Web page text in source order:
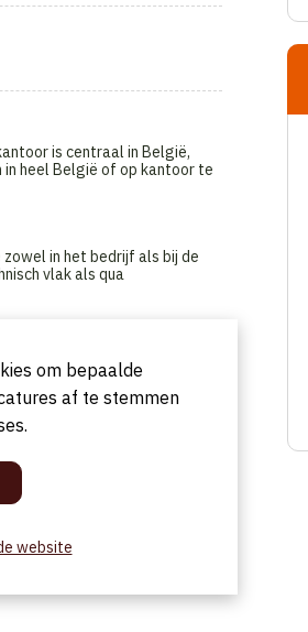
is centraal in België,
in heel België of op kantoor te
in het bedrijf als bij de
vlak als qua
bij de klant
om bepaalde
af te stemmen
website